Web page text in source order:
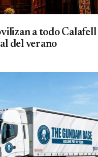
a todo
del verano